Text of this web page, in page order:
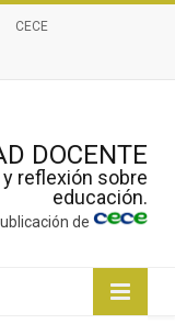
CECE
DOCENTE
reflexión sobre
educación.
de